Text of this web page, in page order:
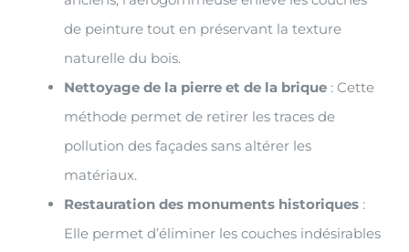
de peinture tout en préservant la texture
naturelle du bois.
Nettoyage de la pierre et de la brique : Cette
méthode permet de retirer les traces de
pollution des façades sans altérer les
matériaux.
Restauration des monuments historiques :
Elle permet d’éliminer les couches indésirables